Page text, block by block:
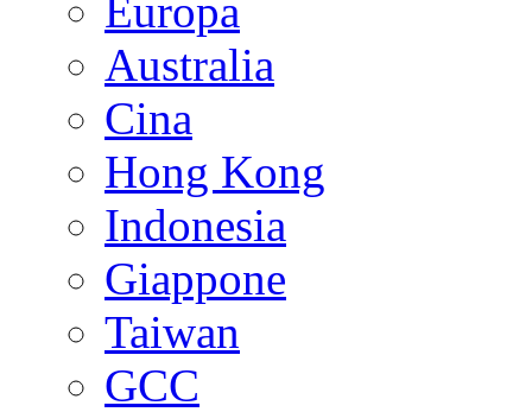
Europa
Australia
Cina
Hong Kong
Indonesia
Giappone
Taiwan
GCC